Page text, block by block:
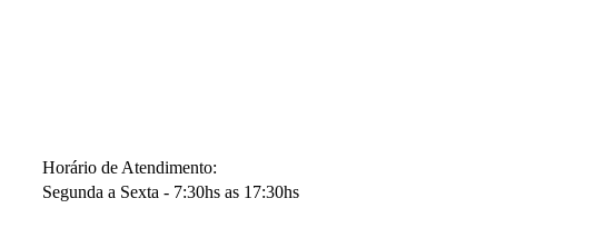
Horário de Atendimento:
Segunda a Sexta - 7:30hs as 17:30hs